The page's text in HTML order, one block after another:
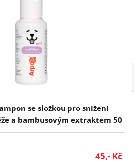
se složkou pro snížení
a bambusovým extraktem 50
45,- Kč